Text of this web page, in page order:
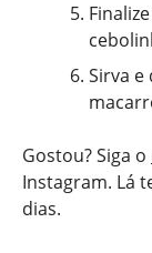
Sirva e
Gostou? Siga o
Instagram. Lá
dias.